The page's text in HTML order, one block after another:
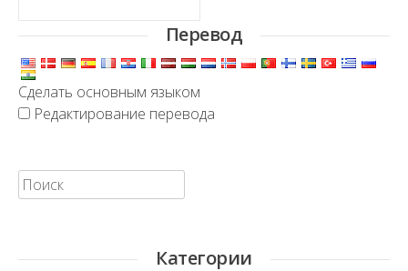
Перевод
Сделать основным языком
Редактирование перевода
Искать:
Категории